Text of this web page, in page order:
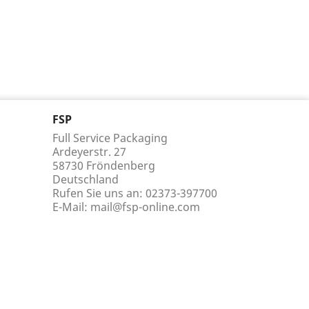
FSP
Full Service Packaging
Ardeyerstr. 27
58730 Fröndenberg
Deutschland
Rufen Sie uns an: 02373-397700
E-Mail: mail@fsp-online.com